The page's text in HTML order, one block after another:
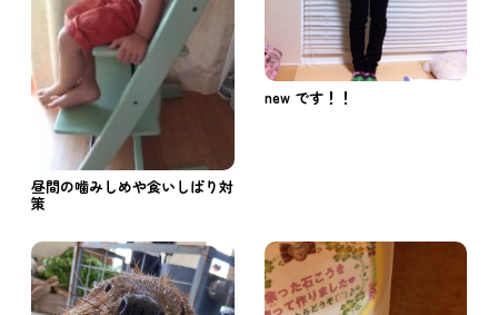
昼間の噛みしめや食いしばり対
策
new です！！